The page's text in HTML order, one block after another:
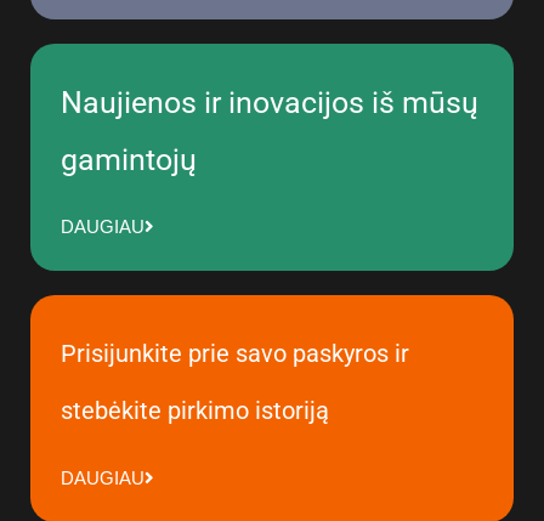
Naujienos ir inovacijos iš mūsų
gamintojų
DAUGIAU
Prisijunkite prie savo paskyros ir
stebėkite pirkimo istoriją
DAUGIAU